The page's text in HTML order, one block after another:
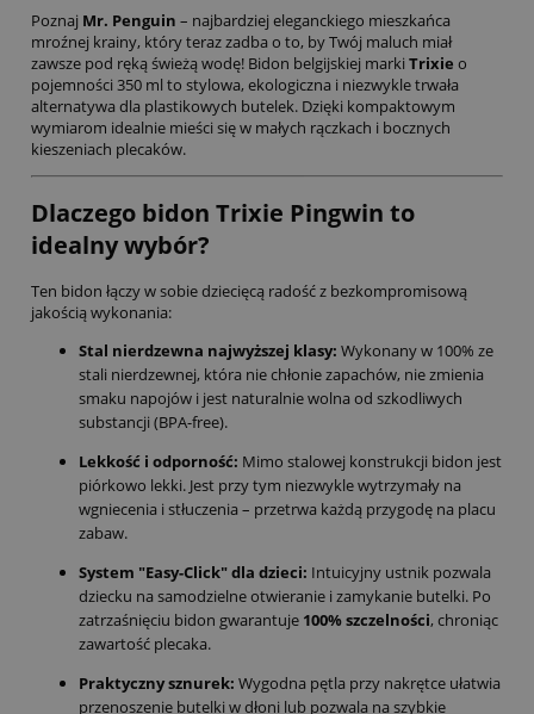
Poznaj Mr. Penguin – najbardziej eleganckiego mieszkańca
mroźnej krainy, który teraz zadba o to, by Twój maluch miał
zawsze pod ręką świeżą wodę! Bidon belgijskiej marki Trixie o
pojemności 350 ml to stylowa, ekologiczna i niezwykle trwała
alternatywa dla plastikowych butelek. Dzięki kompaktowym
wymiarom idealnie mieści się w małych rączkach i bocznych
kieszeniach plecaków.
Dlaczego bidon Trixie Pingwin to
idealny wybór?
Ten bidon łączy w sobie dziecięcą radość z bezkompromisową
jakością wykonania:
Stal nierdzewna najwyższej klasy: Wykonany w 100% ze
stali nierdzewnej, która nie chłonie zapachów, nie zmienia
smaku napojów i jest naturalnie wolna od szkodliwych
substancji (BPA-free).
Lekkość i odporność: Mimo stalowej konstrukcji bidon jest
piórkowo lekki. Jest przy tym niezwykle wytrzymały na
wgniecenia i stłuczenia – przetrwa każdą przygodę na placu
zabaw.
System "Easy-Click" dla dzieci: Intuicyjny ustnik pozwala
dziecku na samodzielne otwieranie i zamykanie butelki. Po
zatrzaśnięciu bidon gwarantuje 100% szczelności, chroniąc
zawartość plecaka.
Praktyczny sznurek: Wygodna pętla przy nakrętce ułatwia
przenoszenie butelki w dłoni lub pozwala na szybkie